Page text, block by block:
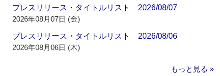
プレスリリース・タイトルリスト 2026/08/07
2026年08月07日 (金)
プレスリリース・タイトルリスト 2026/08/06
2026年08月06日 (木)
もっと見る »